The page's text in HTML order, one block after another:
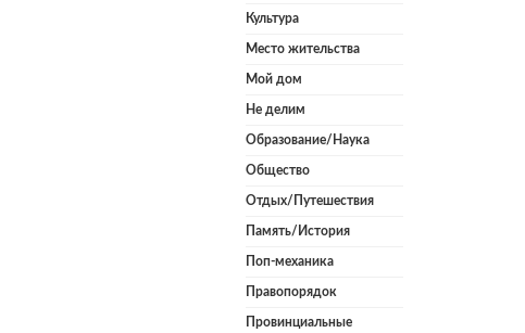
Культура
Место жительства
Мой дом
Не делим
Образование/Наука
Общество
Отдых/Путешествия
Память/История
Поп-механика
Правопорядок
Провинциальные